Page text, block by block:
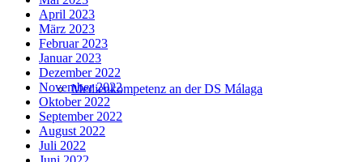
Medienkompetenz an der DS Málaga
April 2023
März 2023
Februar 2023
Januar 2023
Dezember 2022
November 2022
Oktober 2022
September 2022
August 2022
Juli 2022